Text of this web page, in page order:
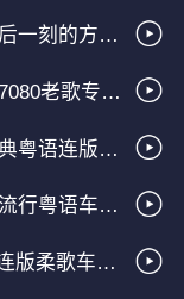
慢歌连版柔歌》
载Hifi音乐串烧》
Hifi音乐串烧》
载音乐串烧》
歌车载串烧